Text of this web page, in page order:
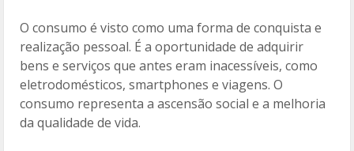
O consumo é visto como uma forma de conquista e
realização pessoal. É a oportunidade de adquirir
bens e serviços que antes eram inacessíveis, como
eletrodomésticos, smartphones e viagens. O
consumo representa a ascensão social e a melhoria
da qualidade de vida.